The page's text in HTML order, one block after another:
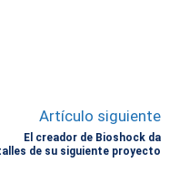
Artículo siguiente
El creador de Bioshock da
de su siguiente proyecto